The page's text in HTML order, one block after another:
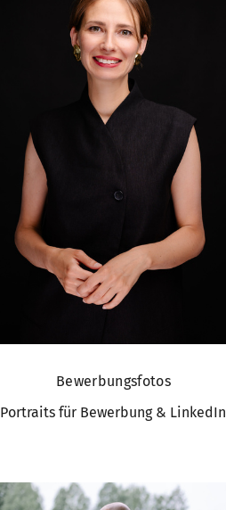
Bewerbungsfotos
Portraits für Bewerbung & LinkedIn